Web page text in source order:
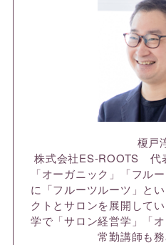
榎戸
株式会社ES-ROOTS 代
「オーガニック」「フル
に「フルーツルーツ」と
クトとサロンを展開して
学で「サロン経営学」「
常勤講師も務